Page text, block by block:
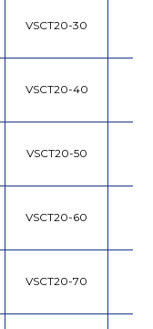
VSCT20-30
VSCT20-40
VSCT20-50
VSCT20-60
VSCT20-70